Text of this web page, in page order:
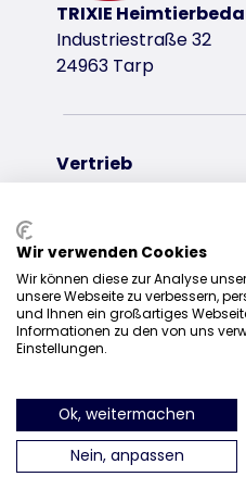
TRIXIE
Industriestraße 32
24963 Tarp
Vertrieb
finden Sie
Wir verwenden Cookies
Wir können diese zur Analyse
unsere Webseite zu verbessern,
und Ihnen ein großartiges
Informationen zu den von uns
Einstellungen.
Ok, weitermachen
Nein, anpassen